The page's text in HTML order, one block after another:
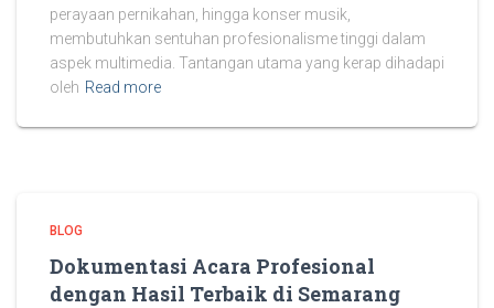
perayaan pernikahan, hingga konser musik,
membutuhkan sentuhan profesionalisme tinggi dalam
aspek multimedia. Tantangan utama yang kerap dihadapi
oleh Read more
BLOG
Dokumentasi Acara Profesional
dengan Hasil Terbaik di Semarang